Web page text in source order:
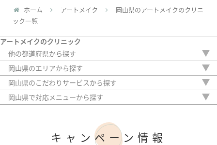
ホーム アートメイク
岡山県のアートメイクのクリニ
ック一覧
アートメイクのクリニック
他の都道府県から探す
北海道
青森県
宮城県
栃木県
群馬県
岡山県のエリアから探す
岡山市
岡山県のこだわりサービスから探す
駅から徒歩5分以内
20時以降OK
女性スタッフのみ
岡山県で対応メニューから探す
キャンペーン情報